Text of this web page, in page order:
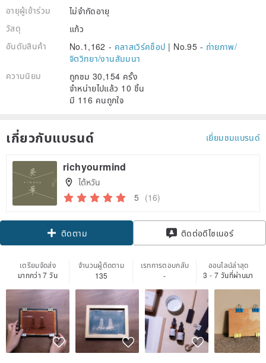
อายุผู้เข้าร่วม
ไม่จำกัดอายุ
วัสดุ
แก้ว
อันดับสินค้า
No.1,162 - คลาสเวิร์คช็อป | No.95 - ถ่ายภาพ/
จิตวิทยา/งานสัมมนา
ความนิยม
ถูกชม 30,154 ครั้ง
จำหน่ายไปแล้ว 10 ชิ้น
มี 116 คนถูกใจ
เกี่ยวกับแบรนด์ เยี่ยมชมแบรนด์
richyourmind
ไต้หวัน
5 (16)
ติดตาม
ติดต่อดีไซเนอร์
เตรียมจัดส่ง
มากกว่า 7 วัน
จำนวนผู้ติดตาม
135
เรทการตอบกลับ
-
ออนไลน์ล่าสุด
3 - 7 วันที่ผ่านมา